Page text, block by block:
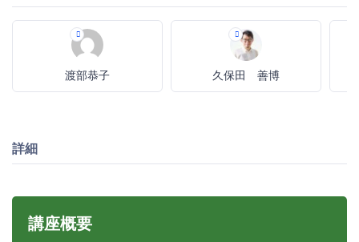
渡部恭子 久保田 善博
詳細
講座概要